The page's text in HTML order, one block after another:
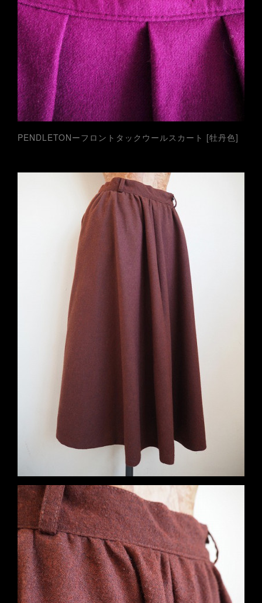
PENDLETONーフロントタックウールスカート [牡丹色]